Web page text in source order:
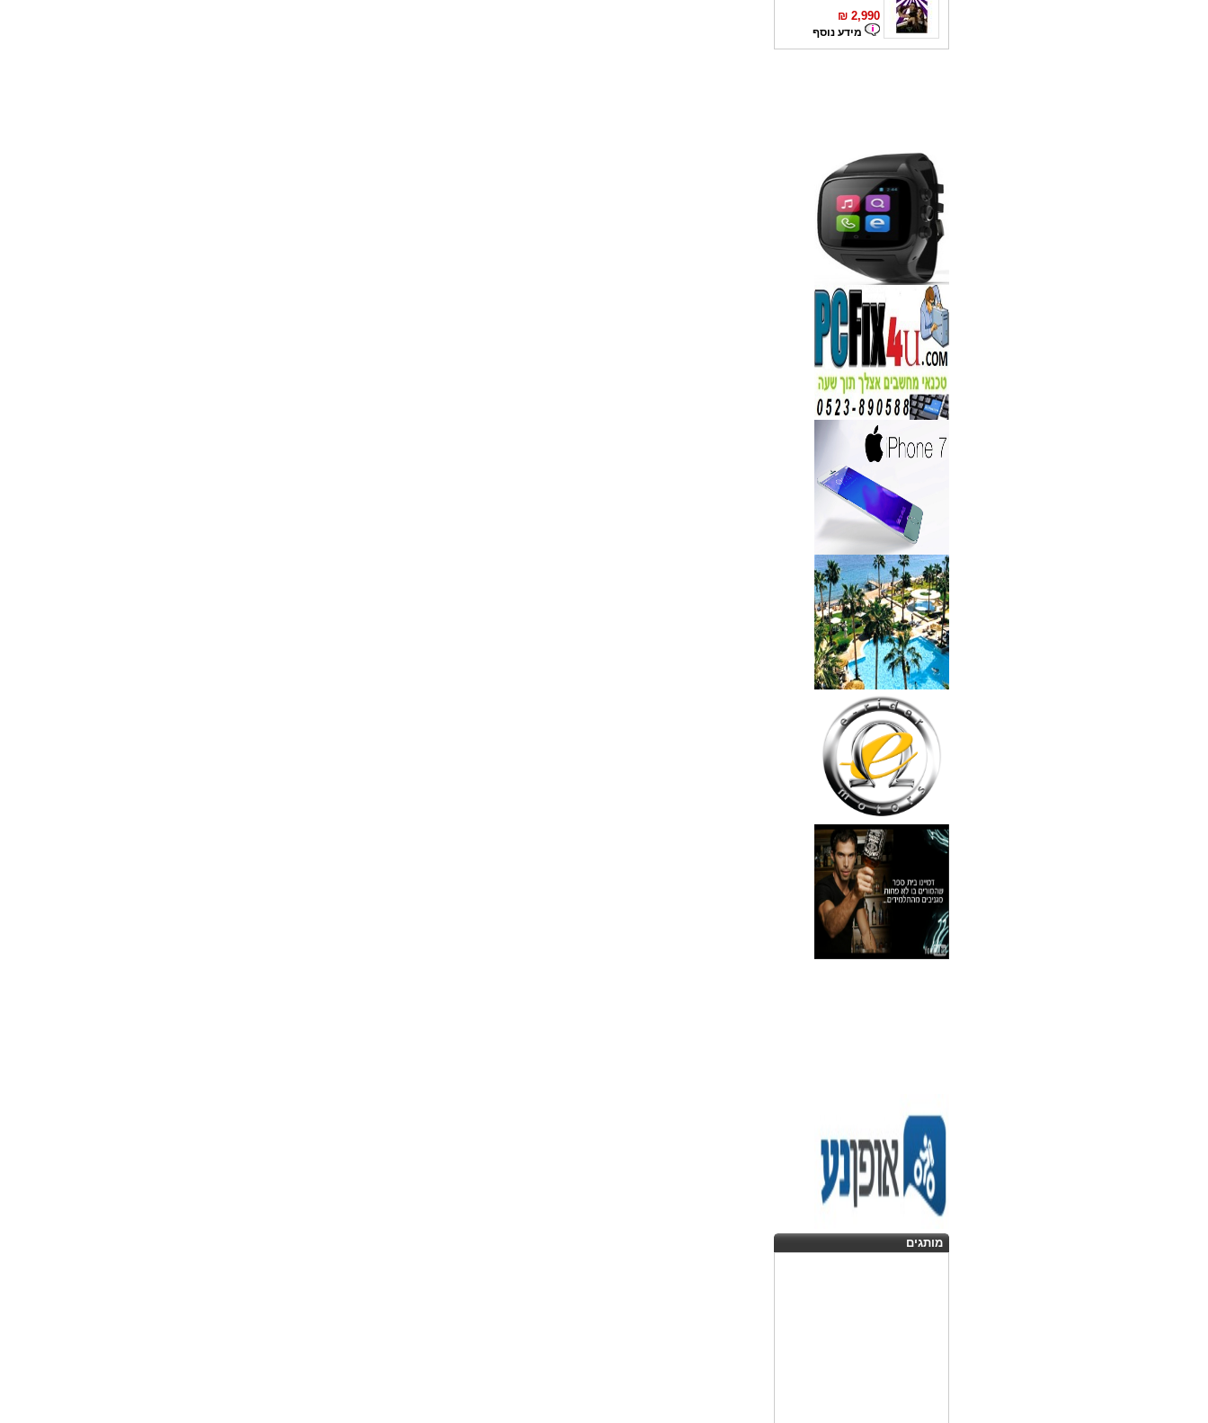
2,990
מידע נוסף
לחברות
150
₪
מידע נוסף
נגן DVD קורא DIVX עם USB
מבית PIONEER
החל מ- 349 ₪
מידע נוסף
מברשות איפור מיקצועי למאפרים
349
₪
מידע נוסף
מעגל ריסים חשמלי
40
₪
מידע נוסף
מצלמות אינפרא
499
₪
מידע נוסף
18 מברשות למאפרים + נרתיק
ג'מס אדום מעור
720
₪
מידע נוסף
פינצטה לד מאירה
30
₪
מידע נוסף
Pour Homme125ML by I
285
₪
מידע נוסף
מותגים